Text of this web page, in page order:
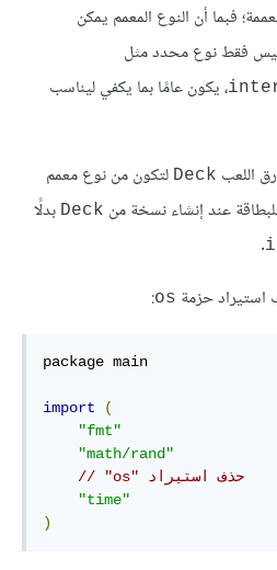
فبما أن النوع المعمم يمكن
فقط نوع محدد مثل
، يكون عامًا بما يكفي ليناسب
اللعب Deck لتكون من نوع معمم
عند إنشاء نسخة من Deck بدلًا
.
os
:
package main
import
(
"fmt"
"math/rand"
"time"
)